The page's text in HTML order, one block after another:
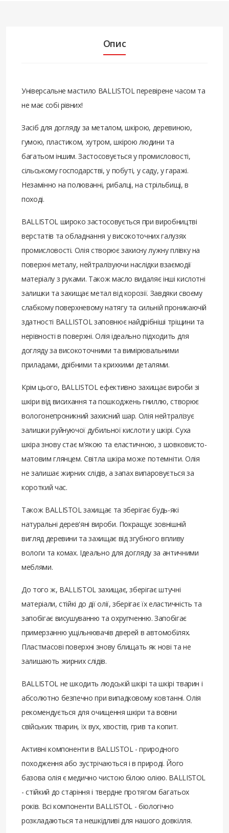
Опис
Універсальне мастило BALLISTOL перевірене часом та
не має собі рівних!
Засіб для догляду за металом, шкірою, деревиною,
гумою, пластиком, хутром, шкірою людини та
багатьом іншим. Застосовується у промисловості,
сільському господарстві, у побуті, у саду, у гаражі.
Незамінно на полюванні, рибалці, на стрільбищі, в
поході.
BALLISTOL широко застосовується при виробництві
верстатів та обладнання у високоточних галузях
промисловості. Олія створює захисну лужну плівку на
поверхні металу, нейтралізуючи наслідки взаємодії
матеріалу з руками. Також масло видаляє інші кислотні
залишки та захищає метал від корозії. Завдяки своєму
слабкому поверхневому натягу та сильній проникаючій
здатності BALLISTOL заповнює найдрібніші тріщини та
нерівності в поверхні. Олія ідеально підходить для
догляду за високоточними та вимірювальними
приладами, дрібними та крихкими деталями.
Крім цього, BALLISTOL ефективно захищає вироби зі
шкіри від висихання та пошкоджень гниллю, створює
вологонепроникний захисний шар. Олія нейтралізує
залишки руйнуючої дубильної кислоти у шкірі. Суха
шкіра знову стає м'якою та еластичною, з шовковисто-
матовим глянцем. Світла шкіра може потемніти. Олія
не залишає жирних слідів, а запах випаровується за
короткий час.
Також BALLISTOL захищає та зберігає будь-які
натуральні дерев'яні вироби. Покращує зовнішній
вигляд деревини та захищає від згубного впливу
вологи та комах. Ідеально для догляду за античними
меблями.
До того ж, BALLISTOL захищає, зберігає штучні
матеріали, стійкі до дії олії, зберігає їх еластичність та
запобігає висушуванню та охрупченню. Запобігає
примерзанню ущільнювачів дверей в автомобілях.
Пластмасові поверхні знову блищать як нові та не
залишають жирних слідів.
BALLISTOL не шкодить людській шкірі та шкірі тварин і
абсолютно безпечно при випадковому ковтанні. Олія
рекомендується для очищення шкіри та вовни
свійських тварин, їх вух, хвостів, грив та копит.
Активні компоненти в BALLISTOL - природного
походження або зустрічаються і в природі. Його
базова олія є медично чистою білою олією. BALLISTOL
- стійкий до старіння і твердне протягом багатьох
років. Всі компоненти BALLISTOL - біологічно
розкладаються та нешкідливі для нашого довкілля.